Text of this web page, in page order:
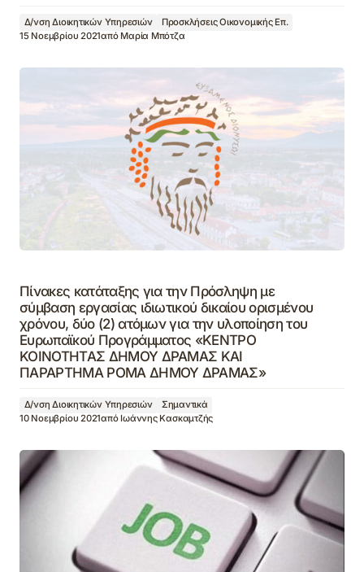
Δ/νση Διοικητικών Υπηρεσιών
Προσκλήσεις Οικονομικής Επ.
15 Νοεμβρίου 2021από Μαρία Μπότζα
Πίνακες κατάταξης για την Πρόσληψη με
σύμβαση εργασίας ιδιωτικού δικαίου ορισμένου
χρόνου, δύο (2) ατόμων για την υλοποίηση του
Ευρωπαϊκού Προγράμματος «ΚΕΝΤΡΟ
ΚΟΙΝΟΤΗΤΑΣ ΔΗΜΟΥ ΔΡΑΜΑΣ ΚΑΙ
ΠΑΡΑΡΤΗΜΑ ΡΟΜΑ ΔΗΜΟΥ ΔΡΑΜΑΣ»
Δ/νση Διοικητικών Υπηρεσιών
Σημαντικά
10 Νοεμβρίου 2021από Ιωάννης Κασκαμτζής